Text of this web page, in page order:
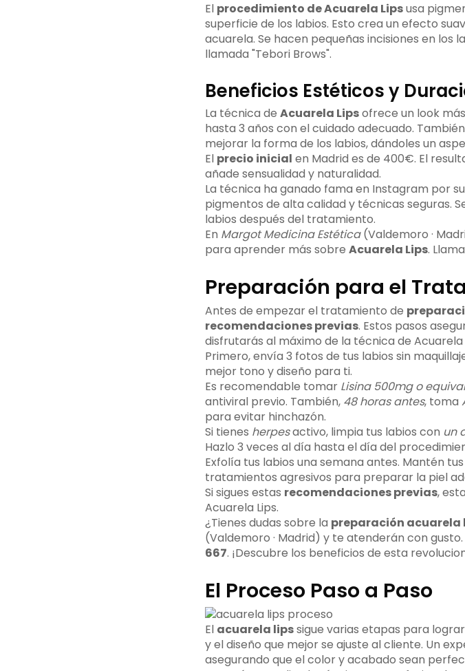
El procedimiento de Acuarela Lipsusa
superficie de los labios. Esto crea un efecto
acuarela. Se hacen pequeñas incisiones en
llamada "Tebori Brows".
Beneficios Estéticos y
La técnica de Acuarela Lipsofrece un look
hasta 3 años con el cuidado adecuado.
mejorar la forma de los labios, dándoles un
El precio inicial en Madrid es de 400€. El
añade sensualidad y naturalidad.
La técnica ha ganado fama en Instagram por
pigmentos de alta calidad y técnicas seguras.
labios después del tratamiento.
En Margot Medicina Estética(Valdemoro ·
para aprender más sobre Acuarela Lips.
Preparación para el
Antes de empezar el tratamiento de
recomendaciones previas. Estos pasos
disfrutarás al máximo de la técnica de Acuarela
Primero, envía 3 fotos de tus labios sin
mejor tono y diseño para ti.
Es recomendable tomar Lisina 500mg o
antiviral previo. También, 48 horas antes, toma
para evitar hinchazón.
Si tienes herpesactivo, limpia tus labios con un
Hazlo 3 veces al día hasta el día del
Exfolía tus labios una semana antes. Mantén
tratamientos agresivos para preparar la piel
Si sigues estas recomendaciones previas,
Acuarela Lips.
¿Tienes dudas sobre la preparación acuarela
(Valdemoro · Madrid) y te atenderán con
667. ¡Descubre los beneficios de esta
El Proceso Paso a Paso
El acuarela lipssigue varias etapas para
y el diseño que mejor se ajuste al cliente. Un
asegurando que el color y acabado sean